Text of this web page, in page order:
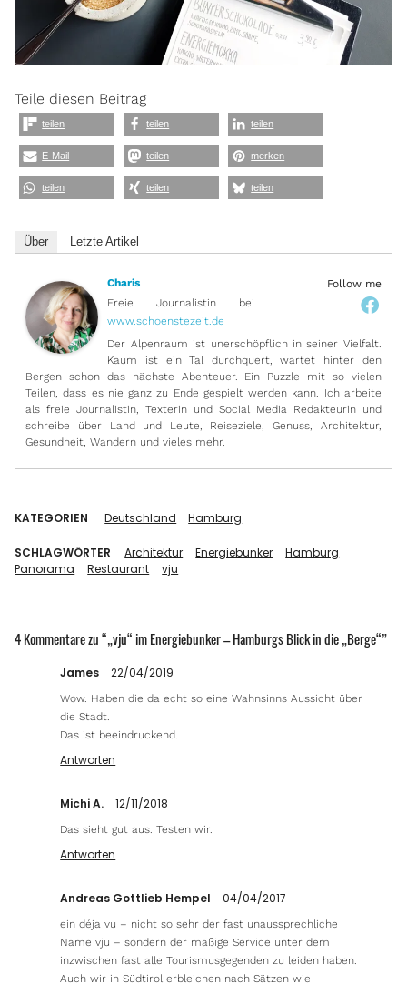
Teile diesen Beitrag
teilen teilen teilen
E-Mail teilen merken
teilen teilen teilen
Über Letzte Artikel
Follow me
Charis
Freie Journalistin bei
www.schoenstezeit.de
Der Alpenraum ist unerschöpflich in seiner Vielfalt.
Kaum ist ein Tal durchquert, wartet hinter den
Bergen schon das nächste Abenteuer. Ein Puzzle mit so vielen
Teilen, dass es nie ganz zu Ende gespielt werden kann. Ich arbeite
als freie Journalistin, Texterin und Social Media Redakteurin und
schreibe über Land und Leute, Reiseziele, Genuss, Architektur,
Gesundheit, Wandern und vieles mehr.
KATEGORIEN Deutschland Hamburg
SCHLAGWÖRTER Architektur Energiebunker
Hamburg
Panorama
Restaurant vju
4 Kommentare zu “„vju“ im Energiebunker – Hamburgs Blick in die „Berge“”
James 22/04/2019
Wow. Haben die da echt so eine Wahnsinns Aussicht über
die Stadt.
Das ist beeindruckend.
Antworten
Michi A. 12/11/2018
Das sieht gut aus. Testen wir.
Antworten
Andreas Gottlieb Hempel 04/04/2017
ein déja vu – nicht so sehr der fast unaussprechliche
Name vju – sondern der mäßige Service unter dem
inzwischen fast alle Tourismusgegenden zu leiden haben.
Auch wir in Südtirol erbleichen nach Sätzen wie